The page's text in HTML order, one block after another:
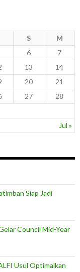
S M
Jul »
6
7
13
14
20
21
27
28
Siap Jadi
Council Mid-Year
Usul Optimalkan